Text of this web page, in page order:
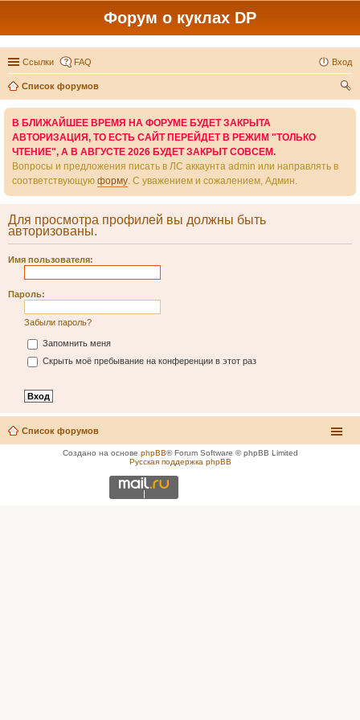
Форум о куклах DP
Ссылки FAQ Вход
Список форумов
В БЛИЖАЙШЕЕ ВРЕМЯ НА ФОРУМЕ БУДЕТ ЗАКРЫТА
АВТОРИЗАЦИЯ, ТО ЕСТЬ САЙТ ПЕРЕЙДЕТ В РЕЖИМ "ТОЛЬКО
ЧТЕНИЕ", А В АВГУСТЕ 2026 БУДЕТ ЗАКРЫТ СОВСЕМ.
Вопросы и предложения писать в ЛС аккаунта admin или направлять в
соответствующую форму. С уважением и сожалением, Админ.
Для просмотра профилей вы должны быть
авторизованы.
Имя пользователя:
Пароль:
Забыли пароль?
Запомнить меня
Скрыть моё пребывание на конференции в этот раз
Список форумов
Создано на основе phpBB® Forum Software © phpBB Limited
Русская поддержка phpBB